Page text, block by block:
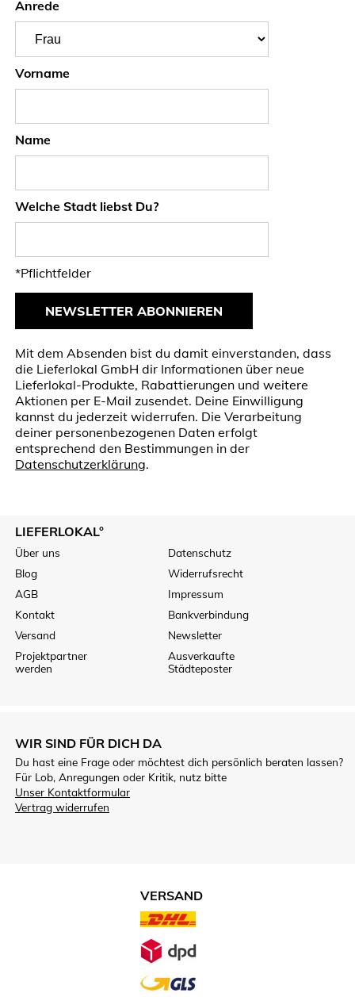
Anrede
Vorname
Name
Welche Stadt liebst Du?
*Pflichtfelder
NEWSLETTER ABONNIEREN
Mit dem Absenden bist du damit einverstanden, dass
die Lieferlokal GmbH dir Informationen über neue
Lieferlokal-Produkte, Rabattierungen und weitere
Aktionen per E-Mail zusendet. Deine Einwilligung
kannst du jederzeit widerrufen. Die Verarbeitung
deiner personenbezogenen Daten erfolgt
entsprechend den Bestimmungen in der
Datenschutzerklärung.
LIEFERLOKAL°
Über uns
Datenschutz
Blog
Widerrufsrecht
AGB
Impressum
Kontakt
Bankverbindung
Versand
Newsletter
Projektpartner
werden
Ausverkaufte
Städteposter
WIR SIND FÜR DICH DA
Du hast eine Frage oder möchtest dich persönlich beraten lassen?
Für Lob, Anregungen oder Kritik, nutz bitte
Unser Kontaktformular
Vertrag widerrufen
VERSAND
VERSANDARTEN.JPG